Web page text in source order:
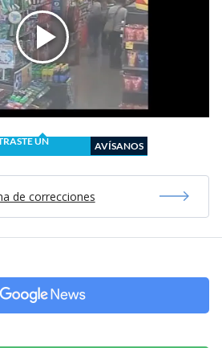
UN
AVÍSANOS
de correcciones